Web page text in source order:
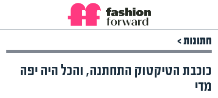
חתונות >
כוכבת הטיקטוק התחתנה, והכל היה יפה
מדי